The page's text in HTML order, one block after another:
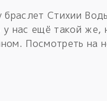
браслет Стихии
нас ещё такой же,
Посмотреть на